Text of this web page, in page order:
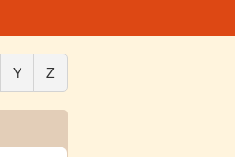
Y Z